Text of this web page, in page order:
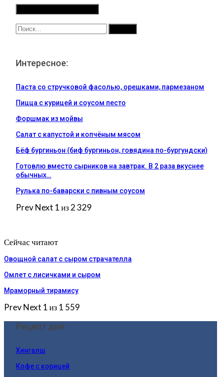
Интересное:
Паста со стручковой фасолью, орешками, пармезаном
Пицца с курицей и соусом песто
Форшмак из мойвы
Салат с капустой и копчёным мясом
Бёф бургиньон (биф бургиньон, говядина по-бургундски)
Готовлю вместо сырников на завтрак. В 2 раза вкуснее
обычных…
Рулька по-баварски с пивным соусом
PrevNext 1 из 2 329
Сейчас читают
Овощной салат с сыром страчателла
Омлет с лисичками и сыром
Мраморный тирамису
PrevNext 1 из 1 559
Рецепт дня:
Хингалш
Кофе с корицей